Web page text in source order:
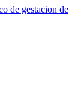
de gestacion de